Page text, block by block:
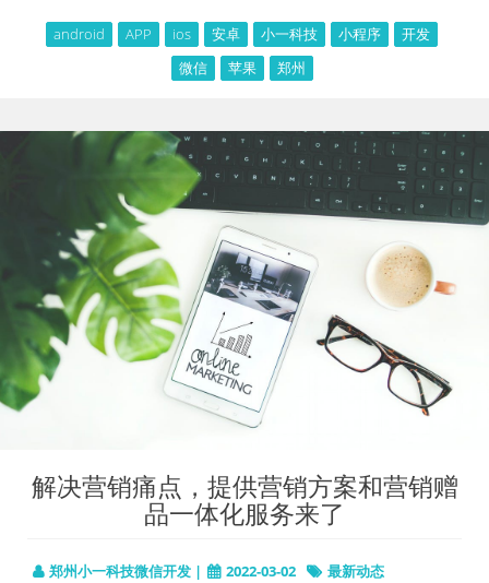
android APP ios 安卓 小一科技 小程序
开发
微信
苹果 郑州
解决营销痛点，提供营销方案和营销赠
品一体化服务来了
郑州小一科技微信开发 | 2022-03-02 最新动态